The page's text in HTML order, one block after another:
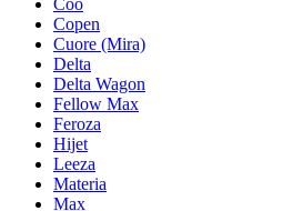
Copen
Cuore (Mira)
Delta
Delta Wagon
Fellow Max
Feroza
Hijet
Leeza
Materia
Max